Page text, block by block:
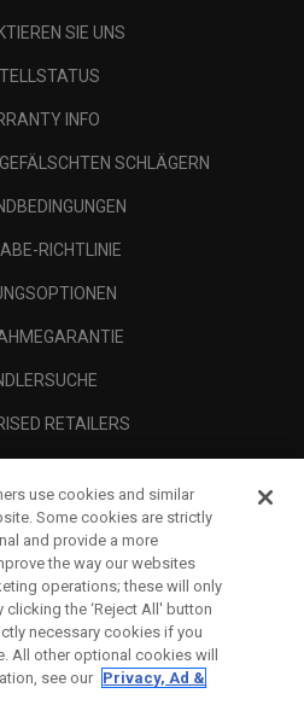
SIE UNS
INFO
SCHLÄGERN
RICHTLINIE
RETAILERS
use cookies and similar
Some cookies are strictly
and provide a more
the way our websites
operations; these will only
clicking the ‘Reject All' button
necessary cookies if you
All other optional cookies will
see our Privacy, Ad &